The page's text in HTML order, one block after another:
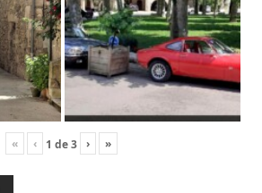
« ‹ 1 de3 › »